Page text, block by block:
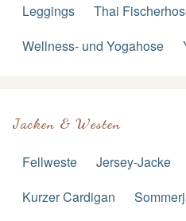
Leggings
Thai
Wellness- und Yogahose
Jacken & Westen
Fellweste Jersey-Jacke
Kurzer Cardigan